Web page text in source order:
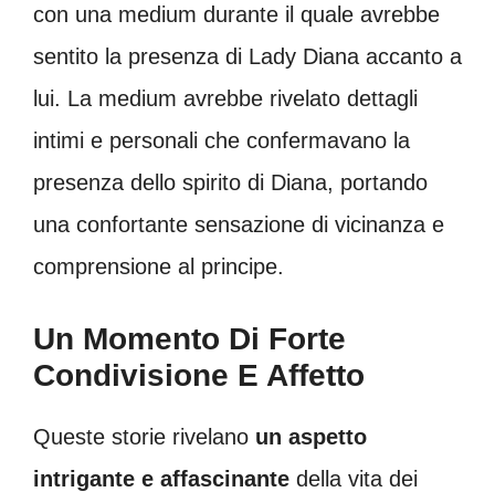
con una medium durante il quale avrebbe
sentito la presenza di Lady Diana accanto a
lui. La medium avrebbe rivelato dettagli
intimi e personali che confermavano la
presenza dello spirito di Diana, portando
una confortante sensazione di vicinanza e
comprensione al principe.
Un Momento Di Forte
Condivisione E Affetto
Queste storie rivelano un aspetto
intrigante e affascinante della vita dei